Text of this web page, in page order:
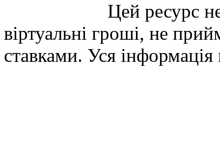
Цей ресурс
віртуальні гроші, не
ставками. Уся